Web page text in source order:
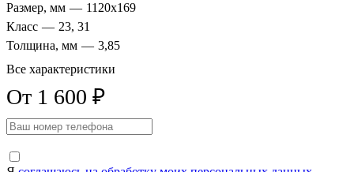
Размер, мм — 1120x169
Класс — 23, 31
Толщина, мм — 3,85
Все характеристики
От 1 600 ₽